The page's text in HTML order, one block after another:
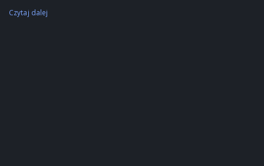
Czytaj dalej